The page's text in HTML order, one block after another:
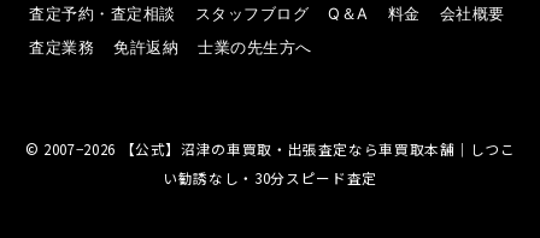
査定予約・査定相談 スタッフブログ Q＆A 料金
会社概要
査定業務
免許返納 士業の先生方へ
© 2007−2026
【公式】沼津の車買取・出張査定なら車買取本舗｜しつこ
い勧誘なし・30分スピード査定